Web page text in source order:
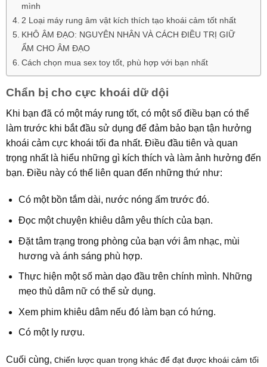
mình
2 Loại máy rung âm vật kích thích tạo khoái cảm tốt nhất
KHÔ ÂM ĐẠO: NGUYÊN NHÂN VÀ CÁCH ĐIỀU TRỊ GIỮ
ẨM CHO ÂM ĐẠO
Cách chọn mua sex toy tốt, phù hợp với bạn nhất
Chẩn bị cho cực khoái dữ dội
Khi bạn đã có một máy rung tốt, có một số điều bạn có thể
làm trước khi bắt đầu sử dụng để đảm bảo bạn tận hưởng
khoái cảm cực khoái tối đa nhất. Điều đầu tiên và quan
trọng nhất là hiểu những gì kích thích và làm ảnh hưởng đến
bạn. Điều này có thể liên quan đến những thứ như:
Có một bồn tắm dài, nước nóng ấm trước đó.
Đọc một chuyện khiêu dâm yêu thích của bạn.
Đặt tâm trạng trong phòng của bạn với âm nhạc, mùi
hương và ánh sáng phù hợp.
Thực hiện một số màn dạo đầu trên chính mình. Những
mẹo thủ dâm nữ có thể sử dụng.
Xem phim khiêu dâm nếu đó làm bạn có hứng.
Có một ly rượu.
Cuối cùng, chiến lược quan trọng khác để đạt được khoái cảm tối